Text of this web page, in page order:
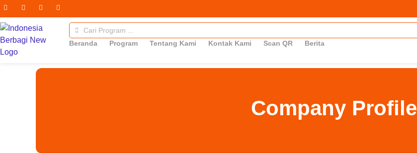
Beranda Program Tentang Kami Kontak Kami Scan QR Berita
Company Profile